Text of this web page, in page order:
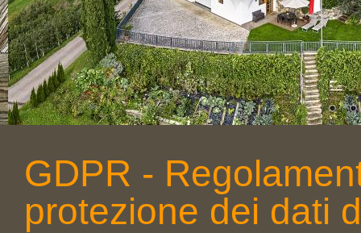
GDPR -
protezione dei dati